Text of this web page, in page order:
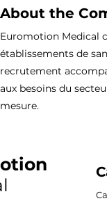
About the
Euromotion Medical
établissements de
recrutement
aux besoins du
mesure.